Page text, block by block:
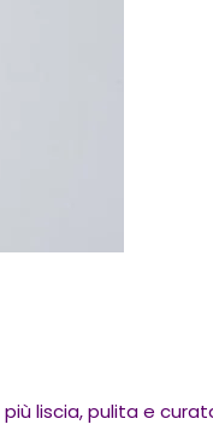
più liscia, pulita e